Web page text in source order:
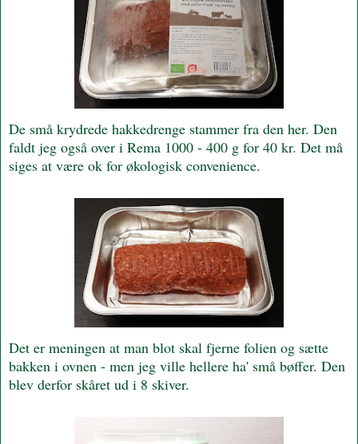
De små krydrede hakkedrenge stammer fra den her. Den
faldt jeg også over i Rema 1000 - 400 g for 40 kr. Det må
siges at være ok for økologisk convenience.
Det er meningen at man blot skal fjerne folien og sætte
bakken i ovnen - men jeg ville hellere ha' små bøffer. Den
blev derfor skåret ud i 8 skiver.